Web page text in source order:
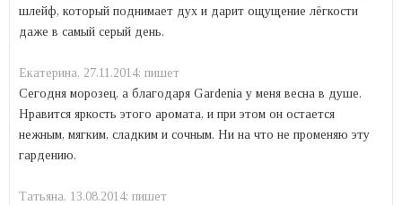
шлейф, который поднимает дух и дарит ощущение лёгкости
даже в самый серый день.
Екатерина, 27.11.2014: пишет
Сегодня морозец, а благодаря Gardenia у меня весна в душе.
Нравится яркость этого аромата, и при этом он остается
нежным, мягким, сладким и сочным. Ни на что не променяю эту
гардению.
Татьяна, 13.08.2014: пишет